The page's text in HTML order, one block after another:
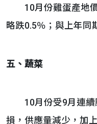
10月份雞蛋產地價
略跌0.5％；與上年同
五、蔬菜
10月份受9月連續
損，供應量減少，加